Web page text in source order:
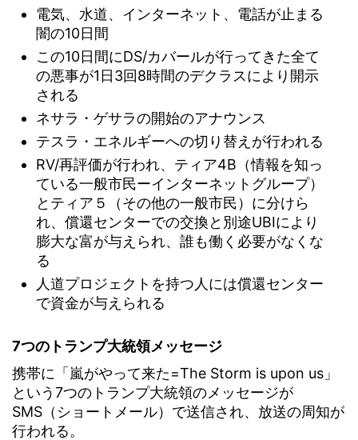
電気、水道、インターネット、電話が止まる
闇の10日間
この10日間にDS/カバールが行ってきた全て
の悪事が1日3回8時間のデクラスにより開示
される
ネサラ・ゲサラの開始のアナウンス
テスラ・エネルギーへの切り替えが行われる
RV/再評価が行われ、ティア4B（情報を知っ
ている一般市民ーインターネットグループ）
とティア５（その他の一般市民）に分けら
れ、償還センターでの交換と別途UBIにより
膨大な富が与えられ、誰も働く必要がなくな
る
人道プロジェクトを持つ人には償還センター
で資金が与えられる
7つのトランプ大統領メッセージ
携帯に「嵐がやって来た=The Storm is upon us」
という7つのトランプ大統領のメッセージが
SMS（ショートメール）で送信され、放送の周知が
行われる。